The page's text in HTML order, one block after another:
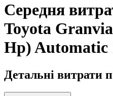
Середня
Toyota
Hp) Automatic
Детальні витрати